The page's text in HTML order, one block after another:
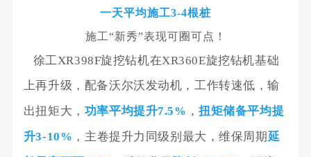
一天平均施工3-4根桩
施工“新秀”表现可圈可点！
徐工XR398F旋挖钻机在XR360E旋挖钻机基础
上再升级，配备沃尔沃发动机，工作转速低，输
出扭矩大， 功率平均提升7.5% ，扭矩储备平均提
升3-10% ，主卷提升力同级别最大，维保周期延